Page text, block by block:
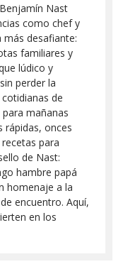
Nast
como chef y
desafiante:
familiares y
lúdico y
perder la
de
mañanas
rápidas, onces
para
de Nast:
hambre papá
homenaje a la
encuentro. Aquí,
en los